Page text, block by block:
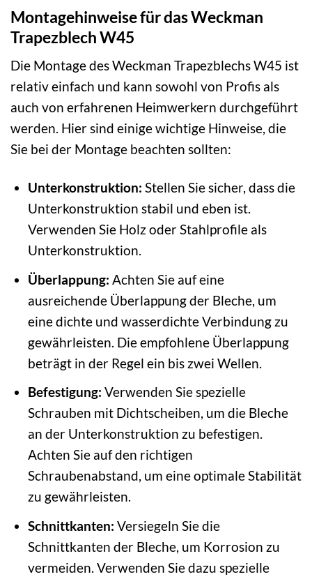
Montagehinweise für das Weckman
Trapezblech W45
Die Montage des Weckman Trapezblechs W45 ist
relativ einfach und kann sowohl von Profis als
auch von erfahrenen Heimwerkern durchgeführt
werden. Hier sind einige wichtige Hinweise, die
Sie bei der Montage beachten sollten:
Unterkonstruktion: Stellen Sie sicher, dass die
Unterkonstruktion stabil und eben ist.
Verwenden Sie Holz oder Stahlprofile als
Unterkonstruktion.
Überlappung: Achten Sie auf eine
ausreichende Überlappung der Bleche, um
eine dichte und wasserdichte Verbindung zu
gewährleisten. Die empfohlene Überlappung
beträgt in der Regel ein bis zwei Wellen.
Befestigung: Verwenden Sie spezielle
Schrauben mit Dichtscheiben, um die Bleche
an der Unterkonstruktion zu befestigen.
Achten Sie auf den richtigen
Schraubenabstand, um eine optimale Stabilität
zu gewährleisten.
Schnittkanten: Versiegeln Sie die
Schnittkanten der Bleche, um Korrosion zu
vermeiden. Verwenden Sie dazu spezielle